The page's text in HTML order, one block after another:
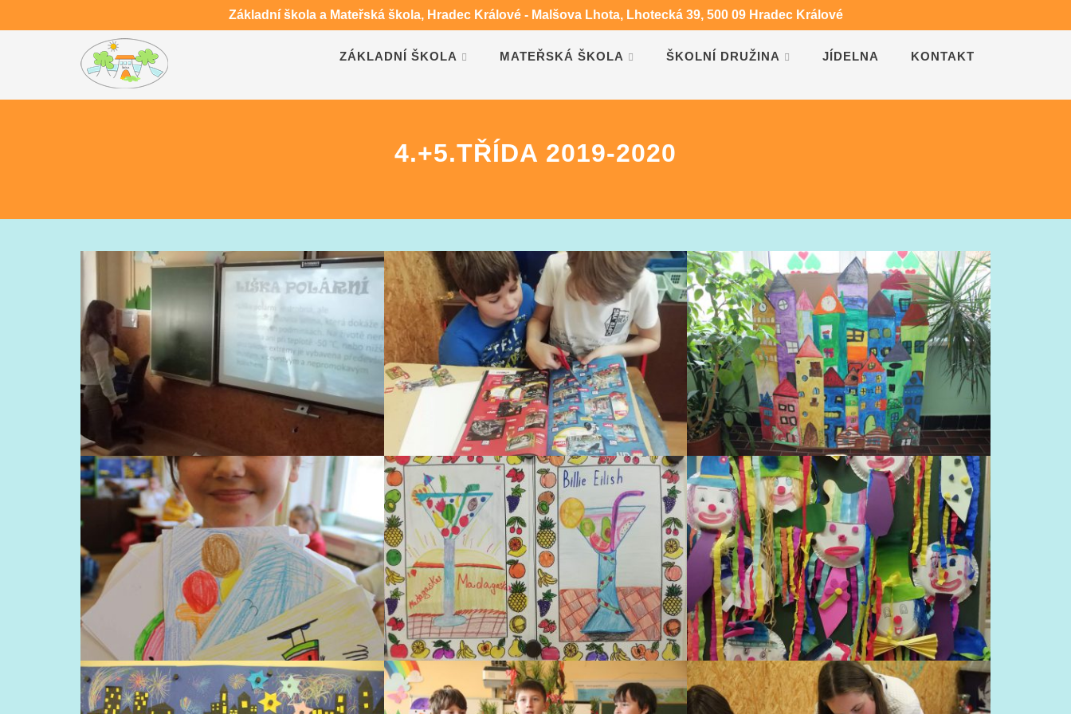
Základní škola a Mateřská škola, Hradec Králové - Malšova Lhota, Lhotecká 39, 500 09 Hradec Králové
ZÁKLADNÍ ŠKOLA MATEŘSKÁ ŠKOLA ŠKOLNÍ DRUŽINA JÍDELNA KONTAKT
4.+5.TŘÍDA 2019-2020
NAŠE PEXESO OVOCE DO ŠKOL VESELÍ KLAUNI
KRÁSNÝ NOVÝ ROK 2020 VÁNOCE VE TŘÍDĚ VÁNOČNÍ PROJEKT